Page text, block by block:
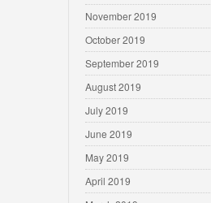
November 2019
October 2019
September 2019
August 2019
July 2019
June 2019
May 2019
April 2019